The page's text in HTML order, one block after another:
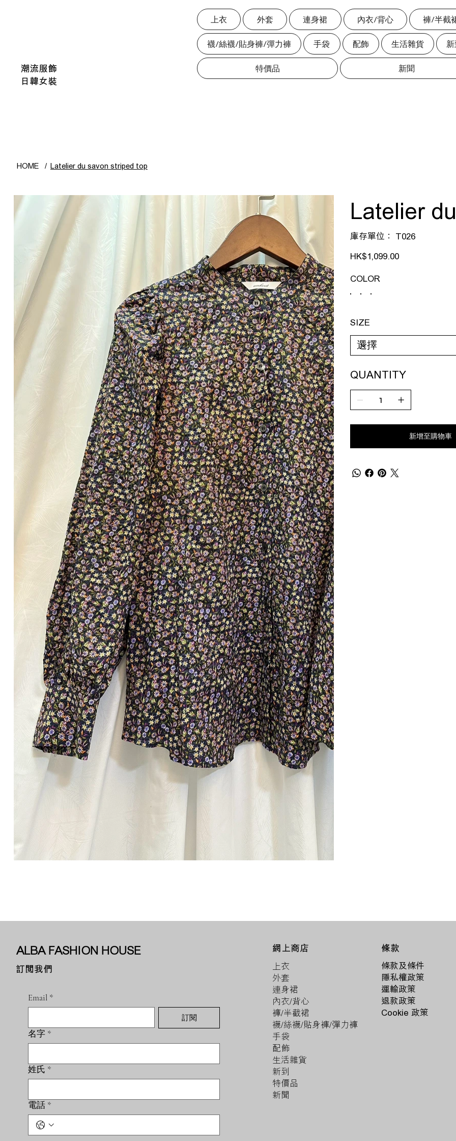
潮流服飾
日韓女裝
上衣 外套 連身裙 內衣/背心 褲/半截
襪/絲襪/貼身褲/彈力褲 手袋 配飾 生活雜貨
特價品 新聞
HOME / Latelier du savon striped top
Latelier
庫存單位：
SKU
T026
T026
價
格HK$1,099.00
COLOR
SIZE
QUANTITY
新增至購物車
ALBA FASHION HOUSE
訂閱我們
Email *
訂閱
名字 *
姓氏 *
電話 *
上衣
外套
連身裙
內衣/背心
褲/半截裙
襪/絲襪/貼身褲/彈力褲
手袋
配飾
生活雜貨
新到
特價品
新聞
網上商店
條款及條件
隱私權政策
運輸政策
退款政策
Cookie 政策
條款